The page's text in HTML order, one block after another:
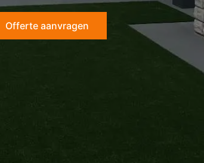
Offerte aanvragen